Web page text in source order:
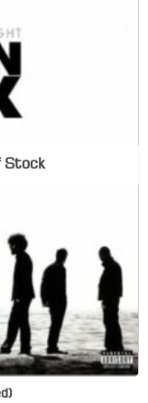
Stock